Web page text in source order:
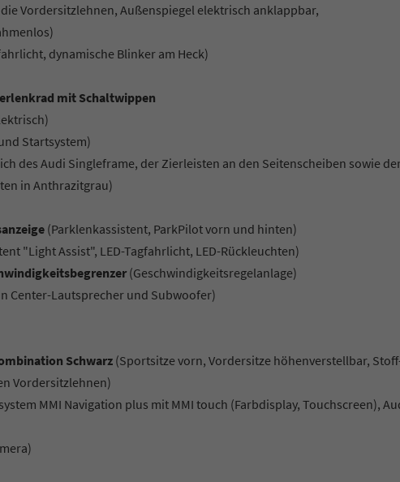
Vordersitzlehnen, Außenspiegel elektrisch anklappbar,
dynamische Blinker am Heck)
mit Schaltwippen
Startsystem)
des Audi Singleframe, der Zierleisten an den Seitenscheiben sowie
in Anthrazitgrau)
(Parklenkassistent, ParkPilot vorn und hinten)
"Light Assist", LED-Tagfahrlicht, LED-Rückleuchten)
(Geschwindigkeitsregelanlage)
Center-Lautsprecher und Subwoofer)
Schwarz (Sportsitze vorn, Vordersitze höhenverstellbar,
Vordersitzlehnen)
MMI Navigation plus mit MMI touch (Farbdisplay, Touchscreen),